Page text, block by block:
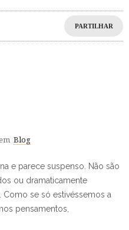
PARTILHAR
Blog
e parece suspenso. Não são
ou dramaticamente
se só estivéssemos a
pensamentos,